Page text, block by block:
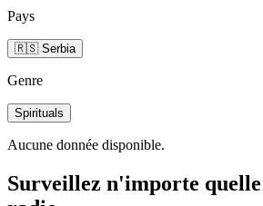
Pays
🇷🇸 Serbia
Genre
Spirituals
Aucune donnée disponible.
Surveillez n'importe